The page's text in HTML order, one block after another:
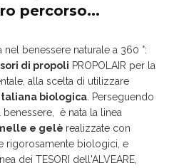
percorso...
nel benessere naturale a 360 °:
di propoli PROPOLAIR per la
alla scelta di utilizzare
biologica. Perseguendo
benessere, è nata la linea
e gelè realizzate con
rigorosamente biologici, e
dei TESORI dell'ALVEARE,